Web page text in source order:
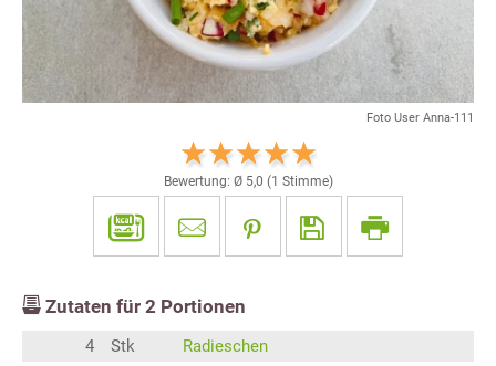
Foto User Anna-111
Bewertung: Ø 5,0 (1 Stimme)
Zutaten für 2 Portionen
4 Stk
Radieschen